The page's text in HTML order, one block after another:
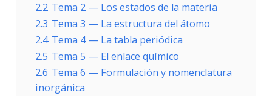
2.2 Tema 2 — Los estados de la materia
2.3 Tema 3 — La estructura del átomo
2.4 Tema 4 — La tabla periódica
2.5 Tema 5 — El enlace químico
2.6 Tema 6 — Formulación y nomenclatura
inorgánica